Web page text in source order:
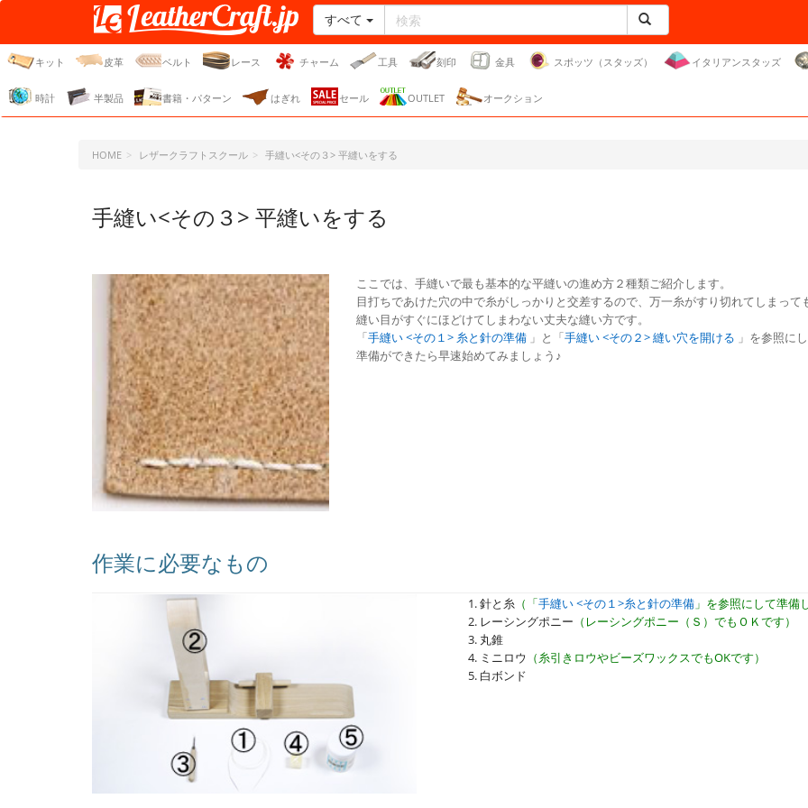
レザークラフト・ドット・
ジェーピー
すべて
キット 皮革 ベルト レース チャーム 工具 刻印 金具 スポッツ（スタッズ） イタリアンスタッズ
時計 半製品 書籍・パターン はぎれ セール OUTLET オークション
HOME レザークラフトスクール 手縫い<その３> 平縫いをする
手縫い<その３> 平縫いをする
ここでは、手縫いで最も基本的な平縫いの進め方２種類ご紹介します。
目打ちであけた穴の中で糸がしっかりと交差するので、万一糸がすり切れてしまって
縫い目がすぐにほどけてしまわない丈夫な縫い方です。
「手縫い <その１> 糸と針の準備」と「手縫い <その２> 縫い穴を開ける 」を参照に
準備ができたら早速始めてみましょう♪
作業に必要なもの
針と糸 （「手縫い <その１>糸と針の準備 」を参照にして準備
レーシングポニー （レーシングポニー（Ｓ）でもＯＫです）
丸錐
ミニロウ （糸引きロウやビーズワックスでもOKです）
白ボンド